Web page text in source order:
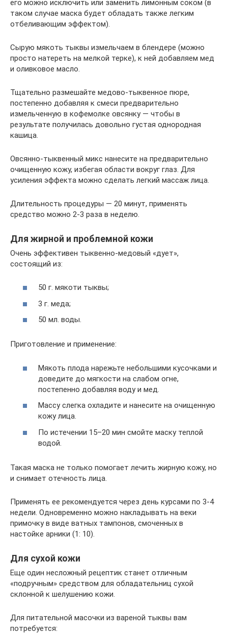
его можно исключить или заменить лимонным соком (в
таком случае маска будет обладать также легким
отбеливающим эффектом).
Сырую мякоть тыквы измельчаем в блендере (можно
просто натереть на мелкой терке), к ней добавляем мед
и оливковое масло.
Тщательно размешайте медово-тыквенное пюре,
постепенно добавляя к смеси предварительно
измельченную в кофемолке овсянку — чтобы в
результате получилась довольно густая однородная
кашица.
Овсянно-тыквенный микс нанесите на предварительно
очищенную кожу, избегая области вокруг глаз. Для
усиления эффекта можно сделать легкий массаж лица.
Длительность процедуры — 20 минут, применять
средство можно 2-3 раза в неделю.
Для жирной и проблемной кожи
Очень эффективен тыквенно-медовый «дует»,
состоящий из:
50 г. мякоти тыквы;
3 г. меда;
50 мл. воды.
Приготовление и применение:
Мякоть плода нарежьте небольшими кусочками и
доведите до мягкости на слабом огне,
постепенно добавляя воду и мед.
Массу слегка охладите и нанесите на очищенную
кожу лица.
По истечении 15–20 мин смойте маску теплой
водой.
Такая маска не только помогает лечить жирную кожу, но
и снимает отечность лица.
Применять ее рекомендуется через день курсами по 3-4
недели. Одновременно можно накладывать на веки
примочку в виде ватных тампонов, смоченных в
настойке арники (1: 10).
Для сухой кожи
Еще один несложный рецептик станет отличным
«подручным» средством для обладательниц сухой
склонной к шелушению кожи.
Для питательной масочки из вареной тыквы вам
потребуется: